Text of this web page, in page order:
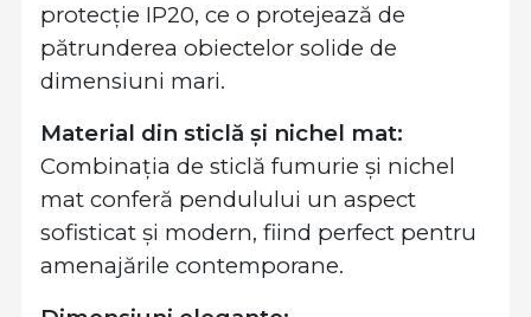
protecție IP20, ce o protejează de
pătrunderea obiectelor solide de
dimensiuni mari.
Material din sticlă și nichel mat:
Combinația de sticlă fumurie și nichel
mat conferă pendulului un aspect
sofisticat și modern, fiind perfect pentru
amenajările contemporane.